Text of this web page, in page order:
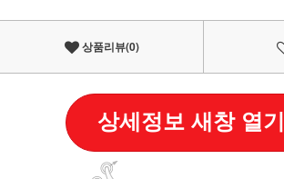
상품리뷰(0)
상세정보 새창 열기